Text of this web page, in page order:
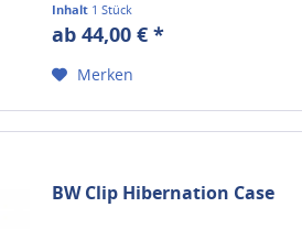
Inhalt 1 Stück
ab 44,00 € *
Merken
BW Clip Hibernation Case